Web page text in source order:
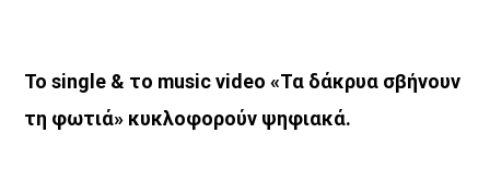
Τοsingle & το music video «Τα δάκρυα σβήνουν
τη φωτιά» κυκλοφορούν ψηφιακά.